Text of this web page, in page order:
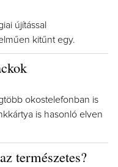
újítással
kitűnt egy.
okostelefonban is
is hasonló elven
természetes?